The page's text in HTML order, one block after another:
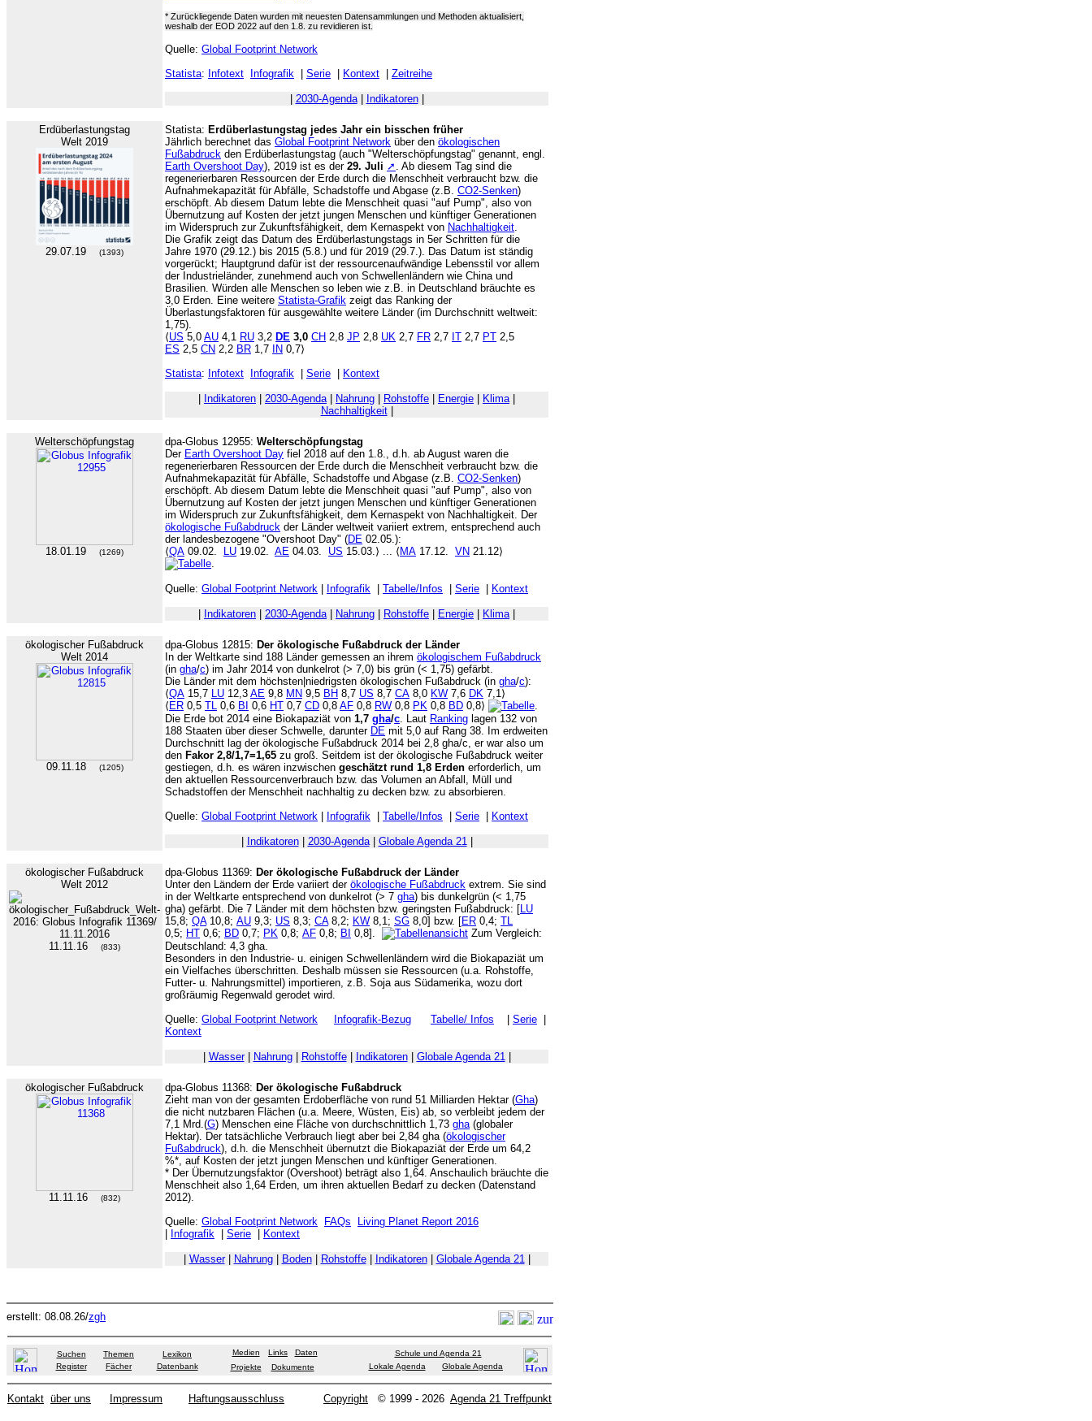
* Zurückliegende Daten wurden mit neuesten Datensammlungen und Methoden aktualisiert,
weshalb der EOD 2022 auf den 1.8. zu revidieren ist.
Quelle: Global Footprint Network
Statista: Infotext Infografik Serie Kontext Zeitreihe
2030-Agenda| Indikatoren|
Erdüberlastungstag
Welt 2019
29.07.19 (1393)
Statista: Erdüberlastungstag jedes Jahr ein bisschen früher
Jährlich berechnet das Global Footprint Network über den ökologischen
Fußabdruck den Erdüberlastungstag (auch "Welterschöpfungstag" genannt, engl.
Earth Overshoot Day), 2019 ist es der 29. Juli ➚ . Ab diesem Tag sind die
regenerierbaren Ressourcen der Erde durch die Menschheit verbraucht bzw. die
Aufnahmekapazität für Abfälle, Schadstoffe und Abgase (z.B. CO2-Senken)
erschöpft. Ab diesem Datum lebte die Menschheit quasi "auf Pump", also von
Übernutzung auf Kosten der jetzt jungen Menschen und künftiger Generationen
im Widerspruch zur Zukunftsfähigkeit, dem Kernaspekt von Nachhaltigkeit.
Die Grafik zeigt das Datum des Erdüberlastungstags in 5er Schritten für die
Jahre 1970 (29.12.) bis 2015 (5.8.) und für 2019 (29.7.). Das Datum ist ständig
vorgerückt; Hauptgrund dafür ist der ressourcenaufwändige Lebensstil vor allem
der Industrieländer, zunehmend auch von Schwellenländern wie China und
Brasilien. Würden alle Menschen so leben wie z.B. in Deutschland bräuchte es
3,0 Erden. Eine weitere Statista-Grafik zeigt das Ranking der
Überlastungsfaktoren für ausgewählte weitere Länder (im Durchschnitt weltweit:
1,75).
⟨US 5,0 AU 4,1 RU 3,2 DE 3,0 CH 2,8 JP 2,8 UK 2,7 FR 2,7 IT 2,7 PT 2,5
ES 2,5 CN 2,2 BR 1,7 IN 0,7⟩
Statista: Infotext Infografik Serie Kontext
Indikatoren 2030-Agenda| Nahrung Rohstoffe Energie Klima|
Nachhaltigkeit|
Welterschöpfungstag
18.01.19 (1269)
dpa-Globus 12955: Welterschöpfungstag
Der Earth Overshoot Day fiel 2018 auf den 1.8., d.h. ab August waren die
regenerierbaren Ressourcen der Erde durch die Menschheit verbraucht bzw. die
Aufnahmekapazität für Abfälle, Schadstoffe und Abgase (z.B. CO2-Senken)
erschöpft. Ab diesem Datum lebte die Menschheit quasi "auf Pump", also von
Übernutzung auf Kosten der jetzt jungen Menschen und künftiger Generationen
im Widerspruch zur Zukunftsfähigkeit, dem Kernaspekt von Nachhaltigkeit. Der
ökologische Fußabdruck der Länder weltweit variiert extrem, entsprechend auch
der landesbezogene "Overshoot Day" (DE 02.05.):
⟨QA 09.02. LU 19.02. AE 04.03. US 15.03.⟩ ... ⟨ MA 17.12. VN 21.12⟩
.
Quelle: Global Footprint Network Infografik Tabelle/Infos Serie Kontext
Indikatoren 2030-Agenda| Nahrung Rohstoffe Energie Klima|
ökologischer Fußabdruck
Welt 2014
09.11.18 (1205)
dpa-Globus 12815: Der ökologische Fußabdruck der Länder
In der Weltkarte sind 188 Länder gemessen an ihrem ökologischem Fußabdruck
(in gha/c) im Jahr 2014 von dunkelrot (> 7,0) bis grün (< 1,75) gefärbt.
Die Länder mit dem höchsten|niedrigsten ökologischen Fußabdruck (in gha/c):
⟨QA 15,7 LU 12,3 AE 9,8 MN 9,5 BH 8,7 US 8,7 CA 8,0 KW 7,6 DK 7,1⟩
⟨ ER 0,5 TL 0,6 BI 0,6 HT 0,7 CD 0,8 AF 0,8 RW 0,8 PK 0,8 BD 0,8⟩
.
Die Erde bot 2014 eine Biokapaziät von 1,7 gha/c. Laut Ranking lagen 132 von
188 Staaten über dieser Schwelle, darunter DE mit 5,0 auf Rang 38. Im erdweiten
Durchschnitt lag der ökologische Fußabdruck 2014 bei 2,8 gha/c, er war also um
den Fakor 2,8/1,7=1,65 zu groß. Seitdem ist der ökologische Fußabdruck weiter
gestiegen, d.h. es wären inzwischen geschätzt rund 1,8 Erden erforderlich, um
den aktuellen Ressourcenverbrauch bzw. das Volumen an Abfall, Müll und
Schadstoffen der Menschheit nachhaltig zu decken bzw. zu absorbieren.
Quelle: Global Footprint Network Infografik Tabelle/Infos Serie Kontext
Indikatoren| 2030-Agenda| Globale Agenda 21|
ökologischer Fußabdruck
Welt 2012
11.11.16 (833)
dpa-Globus 11369: Der ökologische Fußabdruck der Länder
Unter den Ländern der Erde variiert der ökologische Fußabdruck extrem. Sie sind
in der Weltkarte entsprechend von dunkelrot (> 7 gha) bis dunkelgrün (< 1,75
gha) gefärbt. Die 7 Länder mit dem höchsten bzw. geringsten Fußabdruck: [LU
15,8; QA10,8; AU 9,3; US 8,3; CA8,2; KW 8,1; SG 8,0] bzw. [ER 0,4; TL
0,5; HT 0,6; BD 0,7; PK 0,8; AF 0,8; BI 0,8].
Zum Vergleich:
Deutschland: 4,3 gha.
Besonders in den Industrie- u. einigen Schwellenländern wird die Biokapaziät um
ein Vielfaches überschritten. Deshalb müssen sie Ressourcen (u.a. Rohstoffe,
Futter- u. Nahrungsmittel) importieren, z.B. Soja aus Südamerika, wozu dort
großräumig Regenwald gerodet wird.
Quelle: Global Footprint Network Infografik-Bezug Tabelle/ Infos Serie
Kontext
Wasser| Nahrung| Rohstoffe| Indikatoren| Globale Agenda 21|
ökologischer Fußabdruck
11.11.16 (832)
dpa-Globus 11368: Der ökologische Fußabdruck
Zieht man von der gesamten Erdoberfläche von rund 51 Milliarden Hektar (Gha)
die nicht nutzbaren Flächen (u.a. Meere, Wüsten, Eis) ab, so verbleibt jedem der
7,1 Mrd.(G) Menschen eine Fläche von durchschnittlich 1,73 gha(globaler
Hektar). Der tatsächliche Verbrauch liegt aber bei 2,84 gha (ökologischer
Fußabdruck), d.h. die Menschheit übernutzt die Biokapaziät der Erde um 64,2
%*, auf Kosten der jetzt jungen Menschen und künftiger Generationen.
* Der Übernutzungsfaktor (Overshoot) beträgt also 1,64. Anschaulich bräuchte die
Menschheit also 1,64 Erden, um ihren aktuellen Bedarf zu decken (Datenstand
2012).
Quelle: Global Footprint Network FAQs
Living Planet Report 2016
Infografik Serie Kontext
Wasser| Nahrung| Boden| Rohstoffe| Indikatoren| Globale Agenda 21|
erstellt: 08.08.26/zgh
Suchen Themen
Lexikon
Register
Fächer Datenbank
Medien Links
Daten
Projekte
Dokumente
Schule und Agenda 21
Lokale Agenda
Globale Agenda
Kontakt über uns Impressum Haftungsausschluss Copyright © 1999 - 2026 Agenda 21 Treffpunkt